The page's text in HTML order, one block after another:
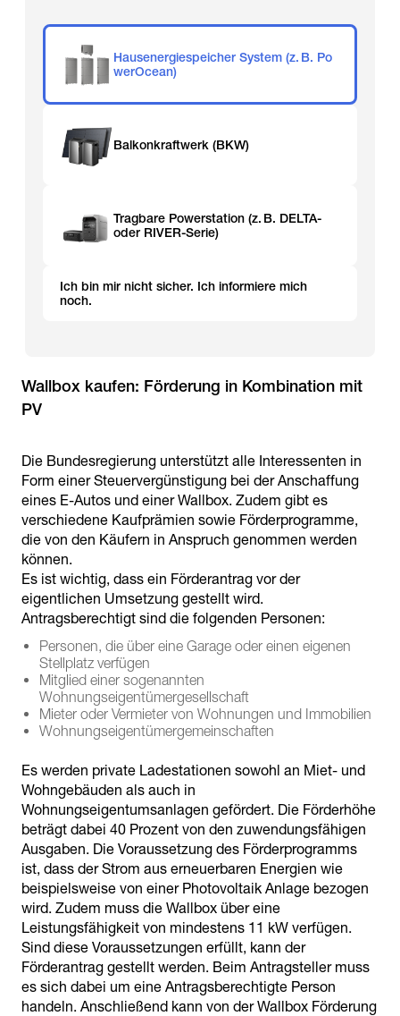
Hausenergiespeicher System (z. B. Po
werOcean)
Balkonkraftwerk (BKW)
Tragbare Powerstation (z. B. DELTA-
oder RIVER-Serie)
Ich bin mir nicht sicher. Ich informiere mich
noch.
Wallbox kaufen: Förderung in Kombination mit
PV
Die Bundesregierung unterstützt alle Interessenten in
Form einer Steuervergünstigung bei der Anschaffung
eines E-Autos und einer Wallbox. Zudem gibt es
verschiedene Kaufprämien sowie Förderprogramme,
die von den Käufern in Anspruch genommen werden
können.
Es ist wichtig, dass ein Förderantrag vor der
eigentlichen Umsetzung gestellt wird.
Antragsberechtigt sind die folgenden Personen:
Personen, die über eine Garage oder einen eigenen
Stellplatz verfügen
Mitglied einer sogenannten
Wohnungseigentümergesellschaft
Mieter oder Vermieter von Wohnungen und Immobilien
Wohnungseigentümergemeinschaften
Es werden private Ladestationen sowohl an Miet- und
Wohngebäuden als auch in
Wohnungseigentumsanlagen gefördert. Die Förderhöhe
beträgt dabei 40 Prozent von den zuwendungsfähigen
Ausgaben. Die Voraussetzung des Förderprogramms
ist, dass der Strom aus erneuerbaren Energien wie
beispielsweise von einer Photovoltaik Anlage bezogen
wird. Zudem muss die Wallbox über eine
Leistungsfähigkeit von mindestens 11 kW verfügen.
Sind diese Voraussetzungen erfüllt, kann der
Förderantrag gestellt werden. Beim Antragsteller muss
es sich dabei um eine Antragsberechtigte Person
handeln. Anschließend kann von der Wallbox Förderung